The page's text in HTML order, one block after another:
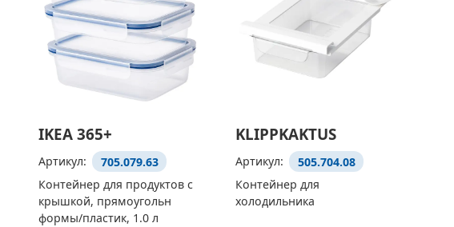
IKEA 365+
Артикул:
705.079.63
Контейнер для продуктов с
крышкой, прямоугольн
формы/пластик, 1.0 л
KLIPPKAKTUS
Артикул:
505.704.08
Контейнер для
холодильника